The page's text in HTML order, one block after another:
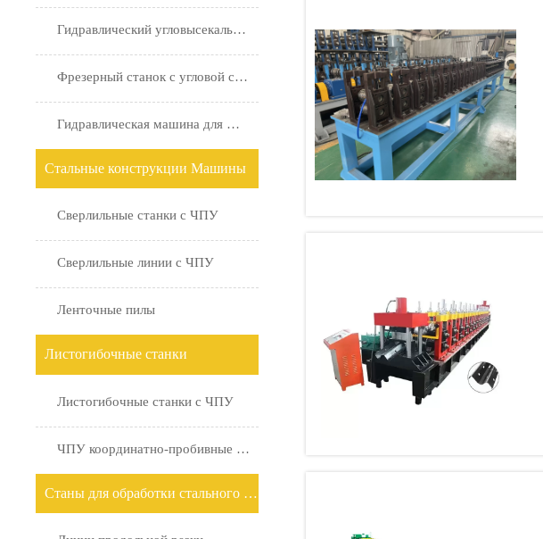
Гидравлический угловысекальный станок с ЧПУ
Фрезерный станок с угловой стальной пяткой
Гидравлическая машина для штамповки плит
Стальные конструкции Машины
Сверлильные станки с ЧПУ
Сверлильные линии с ЧПУ
Ленточные пилы
Листогибочные станки
Листогибочные станки с ЧПУ
ЧПУ координатно-пробивные станки с поворотной головкой
Станы для обработки стального проката